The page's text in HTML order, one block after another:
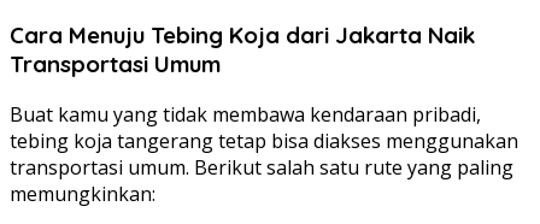
Cara Menuju Tebing Koja dari Jakarta Naik
Transportasi Umum
Buat kamu yang tidak membawa kendaraan pribadi,
tebing koja tangerang tetap bisa diakses menggunakan
transportasi umum. Berikut salah satu rute yang paling
memungkinkan: